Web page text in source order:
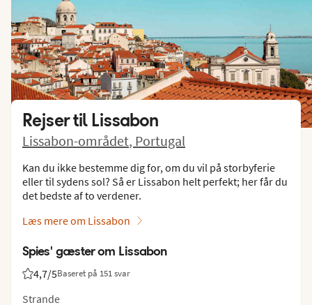
Vis billeder
Rejser til Lissabon
Lissabon-området, Portugal
Kan du ikke bestemme dig for, om du vil på storbyferie
eller til sydens sol? Så er Lissabon helt perfekt; her får du
det bedste af to verdener.
Læs mere om Lissabon
Spies' gæster om Lissabon
4,7/5Baseret på 151 svar
Bedømmelse fra Spies gæster: 4.7/5
Strande